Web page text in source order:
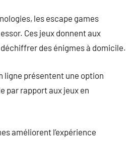
les escape games
Ces jeux donnent aux
des énigmes à domicile.
ligne présentent une option
par rapport aux jeux en
améliorent l’expérience